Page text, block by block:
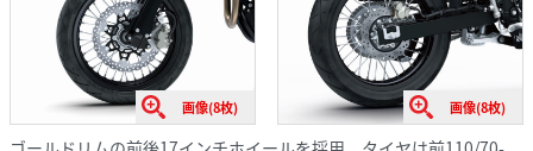
画像(8枚) 画像(8枚)